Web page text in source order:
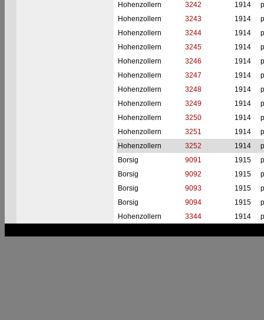
Hohenzollern
3242 1914
Hohenzollern
3243 1914
Hohenzollern
3244 1914
Hohenzollern
3245 1914
Hohenzollern
3246 1914
Hohenzollern
3247 1914
Hohenzollern
3248 1914
Hohenzollern
3249 1914
Hohenzollern
3250 1914
Hohenzollern
3251 1914
Hohenzollern
3252 1914
Borsig
9091 1915
Borsig
9092 1915
Borsig
9093 1915
Borsig
9094 1915
Hohenzollern
3344 1914